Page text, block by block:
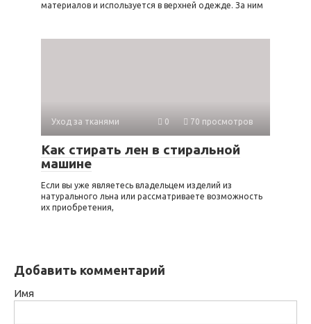
материалов и используется в верхней одежде. За ним
Уход за тканями 0 70 просмотров
Как стирать лен в стиральной
машине
Если вы уже являетесь владельцем изделий из
натурального льна или рассматриваете возможность
их приобретения,
Добавить комментарий
Имя